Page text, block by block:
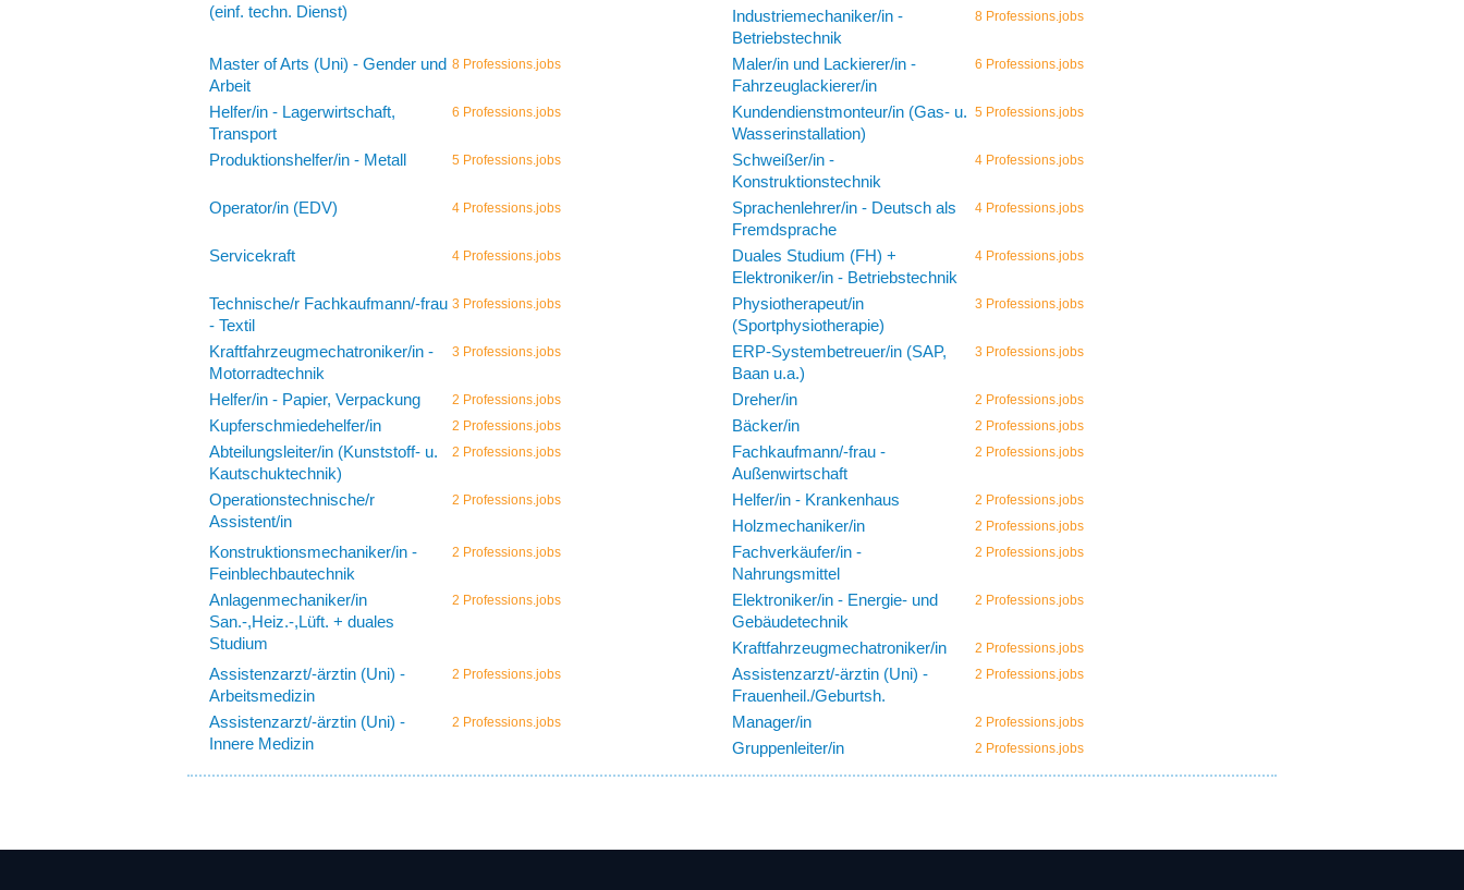
(einf. techn. Dienst)
Industriemechaniker/in -
Betriebstechnik
8 Professions.jobs
Master of Arts (Uni) - Gender und
Arbeit
8 Professions.jobs
Maler/in und Lackierer/in -
Fahrzeuglackierer/in
6 Professions.jobs
Helfer/in - Lagerwirtschaft,
Transport
6 Professions.jobs
Kundendienstmonteur/in (Gas- u.
Wasserinstallation)
5 Professions.jobs
Produktionshelfer/in - Metall 5 Professions.jobs
Schweißer/in -
Konstruktionstechnik
4 Professions.jobs
Operator/in (EDV) 4 Professions.jobs
Sprachenlehrer/in - Deutsch als
Fremdsprache
4 Professions.jobs
Servicekraft 4 Professions.jobs
Duales Studium (FH) +
Elektroniker/in - Betriebstechnik
4 Professions.jobs
Technische/r Fachkaufmann/-frau
- Textil
3 Professions.jobs
Physiotherapeut/in
(Sportphysiotherapie)
3 Professions.jobs
Kraftfahrzeugmechatroniker/in -
Motorradtechnik
3 Professions.jobs
ERP-Systembetreuer/in (SAP,
Baan u.a.)
3 Professions.jobs
Helfer/in - Papier, Verpackung 2 Professions.jobs Dreher/in 2 Professions.jobs
Kupferschmiedehelfer/in 2 Professions.jobs Bäcker/in 2 Professions.jobs
Abteilungsleiter/in (Kunststoff- u.
Kautschuktechnik)
2 Professions.jobs
Fachkaufmann/-frau -
Außenwirtschaft
2 Professions.jobs
Operationstechnische/r
Assistent/in
2 Professions.jobs Helfer/in - Krankenhaus 2 Professions.jobs
Holzmechaniker/in 2 Professions.jobs
Konstruktionsmechaniker/in -
Feinblechbautechnik
2 Professions.jobs
Fachverkäufer/in -
Nahrungsmittel
2 Professions.jobs
Anlagenmechaniker/in
San.-,Heiz.-,Lüft. + duales
Studium
2 Professions.jobs
Elektroniker/in - Energie- und
Gebäudetechnik
2 Professions.jobs
Kraftfahrzeugmechatroniker/in 2 Professions.jobs
Assistenzarzt/-ärztin (Uni) -
Arbeitsmedizin
2 Professions.jobs
Assistenzarzt/-ärztin (Uni) -
Frauenheil./Geburtsh.
2 Professions.jobs
Assistenzarzt/-ärztin (Uni) -
Innere Medizin
2 Professions.jobs Manager/in 2 Professions.jobs
Gruppenleiter/in 2 Professions.jobs